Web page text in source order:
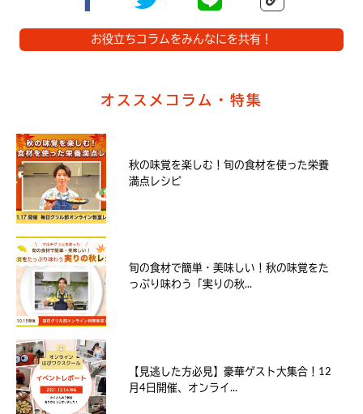
お役立ちコラムをみんなにを共有！
オススメコラム・特集
秋の味覚を楽しむ！旬の食材を使った栄養
満点レシピ
旬の食材で簡単・美味しい！秋の味覚をた
っぷり味わう「実りの秋...
【見逃した方必見】豪華ゲスト大集合！12
月4日開催、オンライ...